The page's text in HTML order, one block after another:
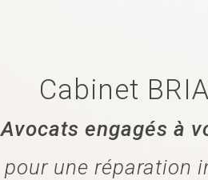
Cabinet
Avocats engagés à
pour une réparation